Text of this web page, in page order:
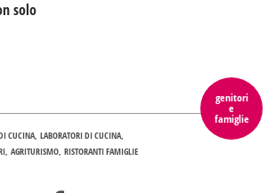
solo
genitori
e
famiglie
CUCINA LABORATORI DI CUCINA
AGRITURISMO RISTORANTI FAMIGLIE